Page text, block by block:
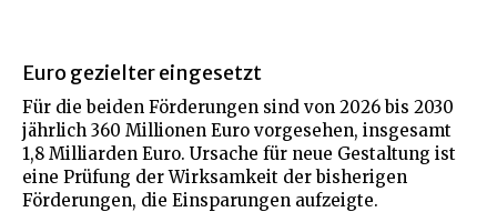
Euro gezielter eingesetzt
Für die beiden Förderungen sind von 2026 bis 2030
jährlich 360 Millionen Euro vorgesehen, insgesamt
1,8 Milliarden Euro. Ursache für neue Gestaltung ist
eine Prüfung der Wirksamkeit der bisherigen
Förderungen, die Einsparungen aufzeigte.